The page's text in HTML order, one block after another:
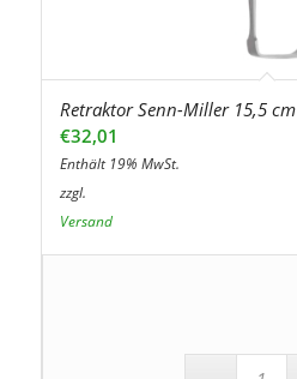
Retraktor Senn-Miller 15,5 cm
€32,01
Enthält 19% MwSt.
zzgl.
Versand